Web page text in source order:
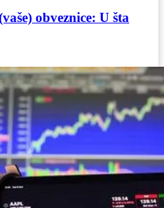
obveznice: U šta